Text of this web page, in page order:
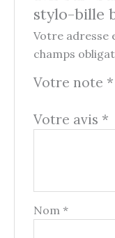
stylo-bille
Votre adresse
champs
Votre note *
Votre avis *
Nom *